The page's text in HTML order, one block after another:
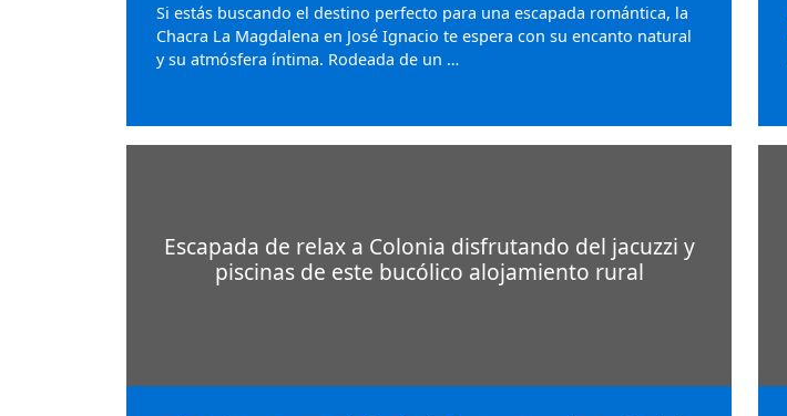
Si estás buscando el destino perfecto para una escapada romántica, la
Chacra La Magdalena en José Ignacio te espera con su encanto natural
y su atmósfera íntima. Rodeada de un …
Escapada de relax a Colonia disfrutando del jacuzzi y
piscinas de este bucólico alojamiento rural